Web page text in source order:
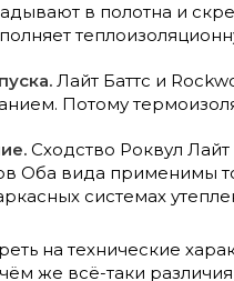
в полотна и
Лайт Баттс и
Потому
Сходство Роквул
Оба вида применимы
системах
на технические
чём же всё-таки